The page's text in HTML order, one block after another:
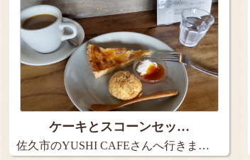
ケーキとスコーンセッ…
佐久市のYUSHI CAFEさんへ行きま…